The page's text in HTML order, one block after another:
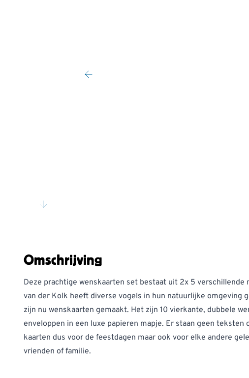
Omschrijving
Deze prachtige wenskaarten set bestaat uit 2x 5 verschillende
van der Kolk heeft diverse vogels in hun natuurlijke omgeving
zijn nu wenskaarten gemaakt. Het zijn 10 vierkante, dubbele
enveloppen in een luxe papieren mapje. Er staan geen teksten
kaarten dus voor de feestdagen maar ook voor elke andere
vrienden of familie.